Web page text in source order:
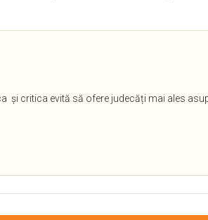
și critica evită să ofere judecăți mai ales